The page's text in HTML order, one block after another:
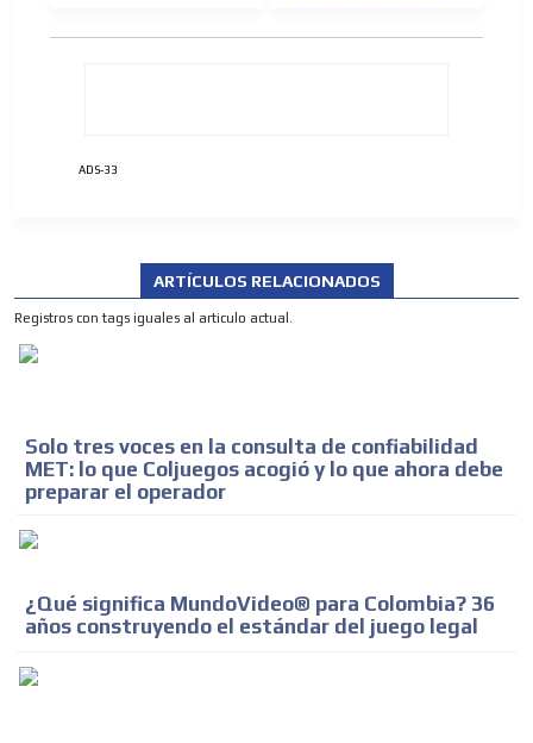
ADS-33
ARTÍCULOS RELACIONADOS
Registros con tags iguales al articulo actual.
Solo tres voces en la consulta de confiabilidad
MET: lo que Coljuegos acogió y lo que ahora debe
preparar el operador
¿Qué significa MundoVideo® para Colombia? 36
años construyendo el estándar del juego legal